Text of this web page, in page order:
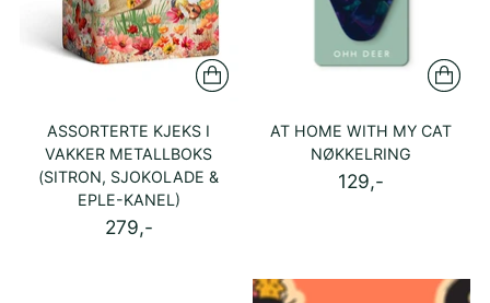
ASSORTERTE KJEKS I
VAKKER METALLBOKS
(SITRON, SJOKOLADE &
EPLE-KANEL)
279,-
AT HOME WITH MY CAT
NØKKELRING
129,-